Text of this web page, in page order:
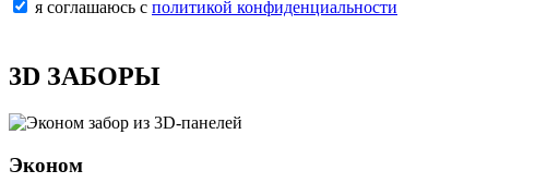
я соглашаюсь с политикой конфиденциальности
3D ЗАБОРЫ
Эконом